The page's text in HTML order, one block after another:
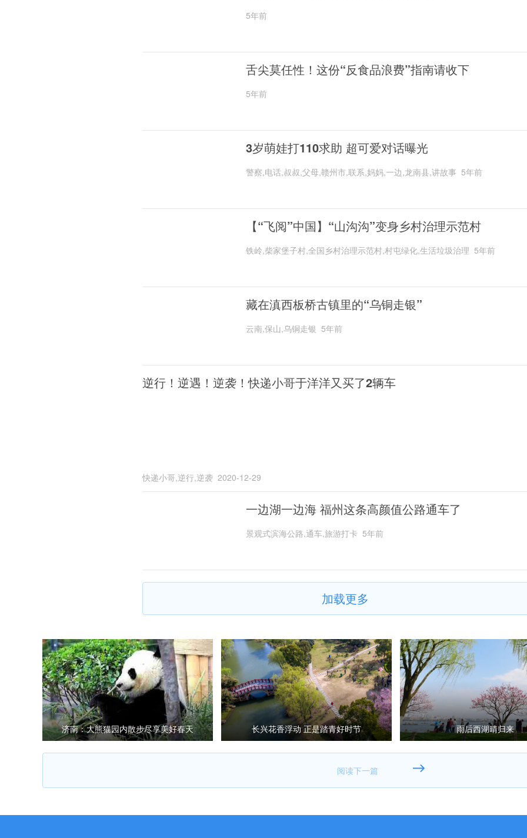
5年前
舌尖莫任性！这份“反食品浪费”指南请收下
5年前
3岁萌娃打110求助 超可爱对话曝光
警察,电话,叔叔,父母,赣州市,联系,妈妈,一边,龙南县,讲故事 5年前
【“飞阅”中国】“山沟沟”变身乡村治理示范村
铁岭,柴家堡子村,全国乡村治理示范村,村屯绿化,生活垃圾治理 5年前
藏在滇西板桥古镇里的“乌铜走银”
云南,保山,乌铜走银 5年前
逆行！逆遇！逆袭！快递小哥于洋洋又买了2辆车
快递小哥,逆行,逆袭 2020-12-29
一边湖一边海 福州这条高颜值公路通车了
景观式滨海公路,通车,旅游打卡 5年前
加载更多
济南：大熊猫园内散步尽享美好春天 长兴花香浮动 正是踏青好时节 雨后西湖晴归来